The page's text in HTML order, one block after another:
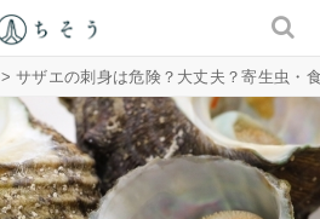
> サザエの刺身は危険？大丈夫？寄生虫・